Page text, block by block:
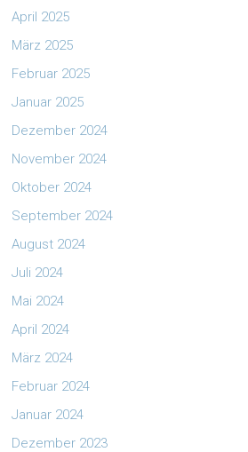
April 2025
März 2025
Februar 2025
Januar 2025
Dezember 2024
November 2024
Oktober 2024
September 2024
August 2024
Juli 2024
Mai 2024
April 2024
März 2024
Februar 2024
Januar 2024
Dezember 2023